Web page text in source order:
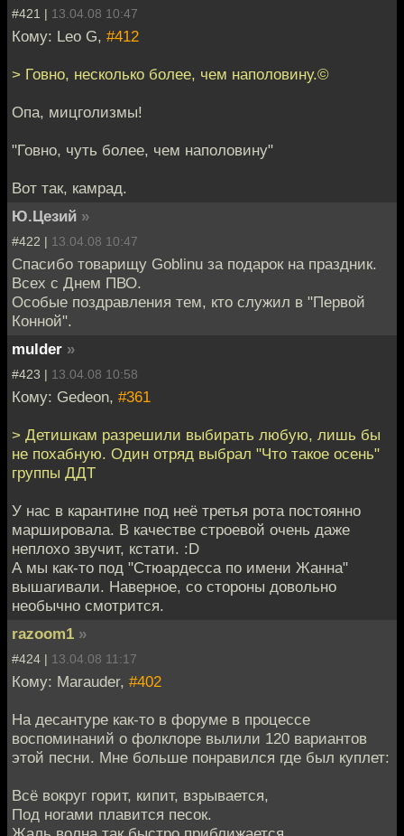
#421 | 13.04.08 10:47
Кому: Leo G, #412
> Говно, несколько более, чем наполовину.©
Опа, мицголизмы!
"Говно, чуть более, чем наполовину"
Вот так, камрад.
Ю.Цезий »
#422 | 13.04.08 10:47
Спасибо товарищу Goblinu за подарок на праздник.
Всех с Днем ПВО.
Особые поздравления тем, кто служил в "Первой
Конной".
mulder »
#423 | 13.04.08 10:58
Кому: Gedeon, #361
> Детишкам разрешили выбирать любую, лишь бы
не похабную. Один отряд выбрал "Что такое осень"
группы ДДТ
У нас в карантине под неё третья рота постоянно
маршировала. В качестве строевой очень даже
неплохо звучит, кстати. :D
А мы как-то под "Стюардесса по имени Жанна"
вышагивали. Наверное, со стороны довольно
необычно смотрится.
razoom1 »
#424 | 13.04.08 11:17
Кому: Marauder, #402
На десантуре как-то в форуме в процессе
воспоминаний о фолклоре вылили 120 вариантов
этой песни. Мне больше понравился где был куплет:
Всё вокруг горит, кипит, взрывается,
Под ногами плавится песок.